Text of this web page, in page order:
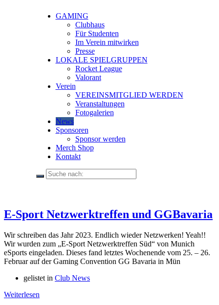
GAMING
Clubhaus
Für Studenten
Im Verein mitwirken
Presse
LOKALE SPIELGRUPPEN
Rocket League
Valorant
Verein
VEREINSMITGLIED WERDEN
Veranstaltungen
Fotogalerien
News
Sponsoren
Sponsor werden
Merch Shop
Kontakt
E-Sport Netzwerktreffen und GGBavaria
Wir schreiben das Jahr 2023. Endlich wieder Netzwerken! Yeah!!
Wir wurden zum „E-Sport Netzwerktreffen Süd“ von Munich
eSports eingeladen. Dieses fand letztes Wochenende vom 25. – 26.
Februar auf der Gaming Convention GG Bavaria in Mün
gelistet in Club News
Weiterlesen